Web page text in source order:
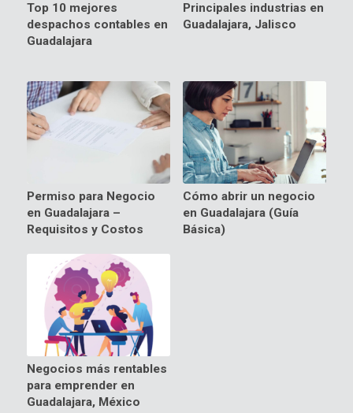
Top 10 mejores
despachos contables en
Guadalajara
Principales industrias en
Guadalajara, Jalisco
Permiso para Negocio
en Guadalajara –
Requisitos y Costos
Cómo abrir un negocio
en Guadalajara (Guía
Básica)
Negocios más rentables
para emprender en
Guadalajara, México